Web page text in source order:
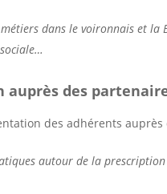
métiers dans le voironnais et
auprès des
des adhérents
autour de la